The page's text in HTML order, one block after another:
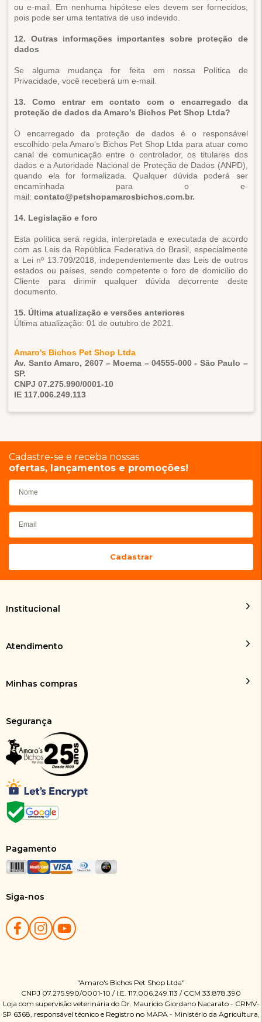
ou e-mail. Em nenhuma hipótese eles devem ser fornecidos,
pois pode ser uma tentativa de uso indevido.
12. Outras informações importantes sobre proteção de
dados
Se alguma mudança for feita em nossa Política de
Privacidade, você receberá um e-mail.
13. Como entrar em contato com o encarregado da
proteção de dados da Amaro’s Bichos Pet Shop Ltda?
O encarregado da proteção de dados é o responsável
escolhido pela Amaro’s Bichos Pet Shop Ltda para atuar como
canal de comunicação entre o controlador, os titulares dos
dados e a Autoridade Nacional de Proteção de Dados (ANPD),
quando ela for formalizada. Qualquer dúvida poderá ser
encaminhada para o e-
mail:contato@petshopamarosbichos.com.br.
14. Legislação e foro
Esta política será regida, interpretada e executada de acordo
com as Leis da República Federativa do Brasil, especialmente
a Lei nº 13.709/2018, independentemente das Leis de outros
estados ou países, sendo competente o foro de domicílio do
Cliente para dirimir qualquer dúvida decorrente deste
documento.
15. Última atualização e versões anteriores
Última atualização: 01 de outubro de 2021.
Amaro's Bichos Pet Shop Ltda
Av. Santo Amaro, 2607 – Moema – 04555-000 - São Paulo –
SP.
CNPJ 07.275.990/0001-10
IE 117.006.249.113
Cadastre-se e receba nossas
ofertas, lançamentos e promoções!
Institucional
Atendimento
Minhas compras
Segurança
Pagamento
Siga-nos
"Amaro's Bichos Pet Shop Ltda"
CNPJ 07.275.990/0001-10 / I.E. 117.006.249.113 / CCM 33.878.390
Loja com supervisão veterinária do Dr. Mauricio Giordano Nacarato - CRMV-
SP 6368, responsável técnico e Registro no MAPA - Ministério da Agricultura,